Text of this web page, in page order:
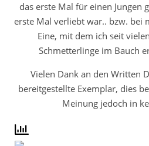
das erste Mal für einen Jungen
erste Mal verliebt war.. bzw. bei
Eine, mit dem ich seit
Schmetterlinge im Bauch
Vielen Dank an den Written
bereitgestellte Exemplar, dies
Meinung jedoch in